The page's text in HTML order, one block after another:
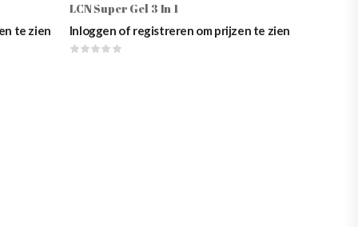
te zien
LCN Super Gel 3 In 1
Inloggen of registreren om prijzen te zien